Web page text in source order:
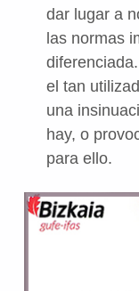
dar lugar a
las normas
el tan
una
hay, o
para ello.